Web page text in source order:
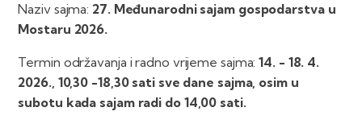
Naziv sajma: 27. Međunarodni sajam gospodarstva u
Mostaru 2026.
Termin održavanja i radno vrijeme sajma:14. - 18. 4.
2026., 10,30 -18,30 sati sve dane sajma, osim u
subotu kada sajam radi do 14,00 sati.